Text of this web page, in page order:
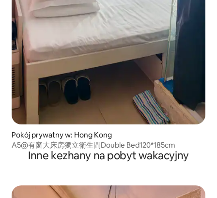
Pokój prywatny w: Hong Kong
A5@有窗大床房獨立衛生間Double Bed120*185cm
Inne kezhany na pobyt wakacyjny